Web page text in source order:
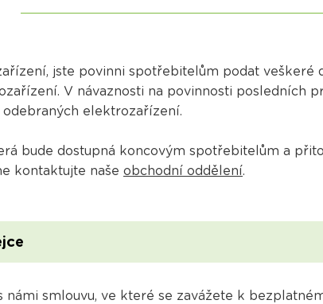
jste povinni spotřebitelům podat veškeré
V návaznosti na povinnosti posledních
elektrozařízení.
bude dostupná koncovým spotřebitelům a
kontaktujte naše obchodní oddělení.
námi smlouvu, ve které se zavážete k